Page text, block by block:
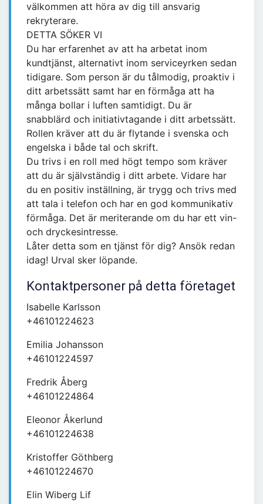
välkommen att höra av dig till ansvarig
rekryterare.
DETTA SÖKER VI
Du har erfarenhet av att ha arbetat inom
kundtjänst, alternativt inom serviceyrken sedan
tidigare. Som person är du tålmodig, proaktiv i
ditt arbetssätt samt har en förmåga att ha
många bollar i luften samtidigt. Du är
snabblärd och initiativtagande i ditt arbetssätt.
Rollen kräver att du är flytande i svenska och
engelska i både tal och skrift.
Du trivs i en roll med högt tempo som kräver
att du är självständig i ditt arbete. Vidare har
du en positiv inställning, är trygg och trivs med
att tala i telefon och har en god kommunikativ
förmåga. Det är meriterande om du har ett vin-
och dryckesintresse.
Låter detta som en tjänst för dig? Ansök redan
idag! Urval sker löpande.
Kontaktpersoner på detta företaget
Isabelle Karlsson
+46101224623
Emilia Johansson
+46101224597
Fredrik Åberg
+46101224864
Eleonor Åkerlund
+46101224638
Kristoffer Göthberg
+46101224670
Elin Wiberg Lif